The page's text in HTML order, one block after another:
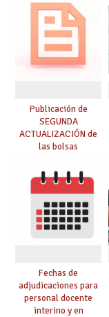
Publicación de
SEGUNDA
ACTUALIZACIÓN de
las bolsas
Cuerpo de Maestros
de especialidades
convocadas a
oposición
Fechas de
adjudicaciones para
personal docente
interino y en